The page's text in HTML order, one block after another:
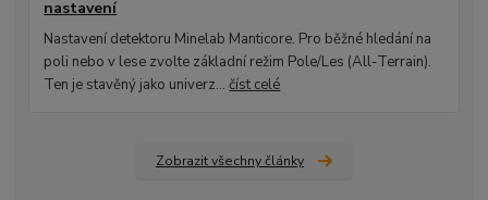
nastavení
Nastavení detektoru Minelab Manticore. Pro běžné hledání na
poli nebo v lese zvolte základní režim Pole/Les (All-Terrain).
Ten je stavěný jako univerz...číst celé
Zobrazit všechny články